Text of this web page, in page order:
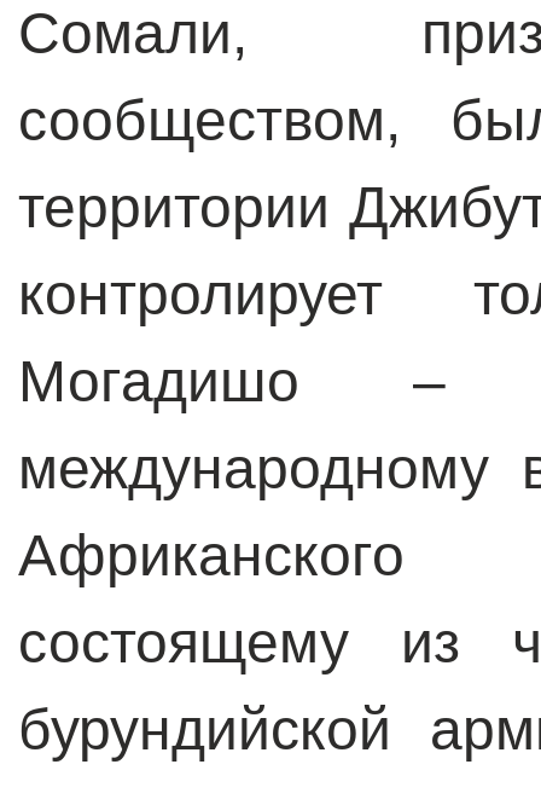
Сомали,
сообществом,
территории
контролирует
Могадишо –
международному
состоящему из
бурундийской